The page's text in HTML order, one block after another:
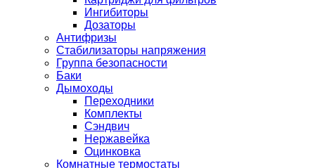
Ингибиторы
Дозаторы
Антифризы
Стабилизаторы напряжения
Группа безопасности
Баки
Дымоходы
Переходники
Комплекты
Сэндвич
Нержавейка
Оцинковка
Комнатные термостаты